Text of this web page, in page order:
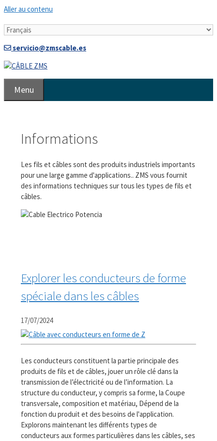
Aller au contenu
servicio@zmscable.es
Menu
Informations
Les fils et câbles sont des produits industriels importants
pour une large gamme d'applications.. ZMS vous fournit
des informations techniques sur tous les types de fils et
câbles.
Explorer les conducteurs de forme
spéciale dans les câbles
17/07/2024
Les conducteurs constituent la partie principale des
produits de fils et de câbles, jouer un rôle clé dans la
transmission de l’électricité ou de l’information. La
structure du conducteur, y compris sa forme, la Coupe
transversale, composition et matériau, Dépend de la
fonction du produit et des besoins de l'application.
Explorons maintenant les différents types de
conducteurs aux formes particulières dans les câbles, ses